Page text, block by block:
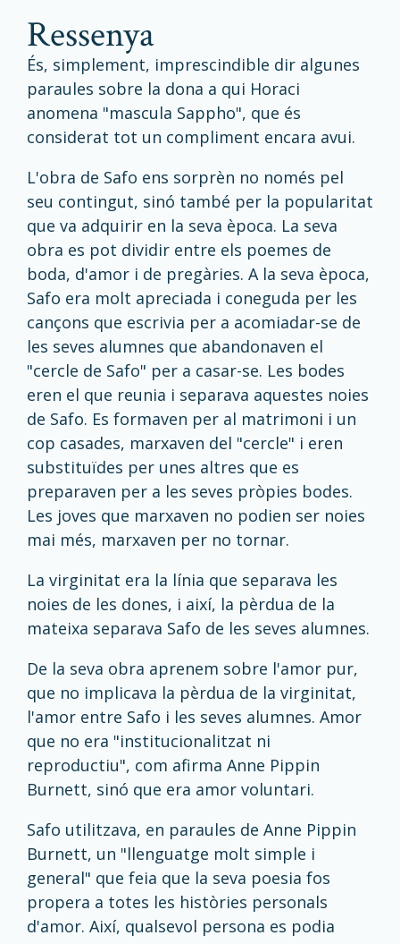
ressenya
És, simplement, imprescindible dir algunes
paraules sobre la dona a qui Horaci
anomena "mascula Sappho", que és
considerat tot un compliment encara avui.
L'obra de Safo ens sorprèn no només pel
seu contingut, sinó també per la popularitat
que va adquirir en la seva època. La seva
obra es pot dividir entre els poemes de
boda, d'amor i de pregàries. A la seva època,
Safo era molt apreciada i coneguda per les
cançons que escrivia per a acomiadar-se de
les seves alumnes que abandonaven el
"cercle de Safo" per a casar-se. Les bodes
eren el que reunia i separava aquestes noies
de Safo. Es formaven per al matrimoni i un
cop casades, marxaven del "cercle" i eren
substituïdes per unes altres que es
preparaven per a les seves pròpies bodes.
Les joves que marxaven no podien ser noies
mai més, marxaven per no tornar.
La virginitat era la línia que separava les
noies de les dones, i així, la pèrdua de la
mateixa separava Safo de les seves alumnes.
De la seva obra aprenem sobre l'amor pur,
que no implicava la pèrdua de la virginitat,
l'amor entre Safo i les seves alumnes. Amor
que no era "institucionalitzat ni
reproductiu", com afirma Anne Pippin
Burnett, sinó que era amor voluntari.
Safo utilitzava, en paraules de Anne Pippin
Burnett, un "llenguatge molt simple i
general" que feia que la seva poesia fos
propera a totes les històries personals
d'amor. Així, qualsevol persona es podia